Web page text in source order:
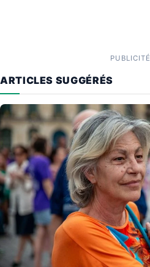
PUBLICITÉ
ARTICLES SUGGÉRÉS